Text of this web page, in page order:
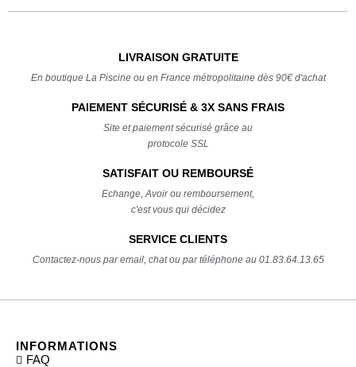
LIVRAISON GRATUITE
En boutique La Piscine ou en France métropolitaine dès 90€ d'achat
PAIEMENT SÉCURISÉ & 3X SANS FRAIS
Site et paiement sécurisé grâce au
protocole SSL
SATISFAIT OU REMBOURSÉ
Echange, Avoir ou remboursement,
c'est vous qui décidez
SERVICE CLIENTS
Contactez-nous par email, chat ou par téléphone au 01.83.64.13.65
INFORMATIONS
FAQ